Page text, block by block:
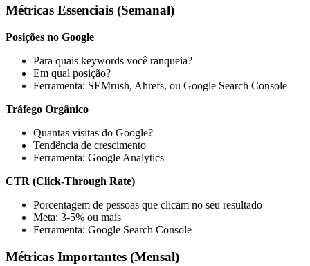
Métricas Essenciais (Semanal)
Posições no Google
Para quais keywords você ranqueia?
Em qual posição?
Ferramenta: SEMrush, Ahrefs, ou Google Search Console
Tráfego Orgânico
Quantas visitas do Google?
Tendência de crescimento
Ferramenta: Google Analytics
CTR (Click-Through Rate)
Porcentagem de pessoas que clicam no seu resultado
Meta: 3-5% ou mais
Ferramenta: Google Search Console
Métricas Importantes (Mensal)